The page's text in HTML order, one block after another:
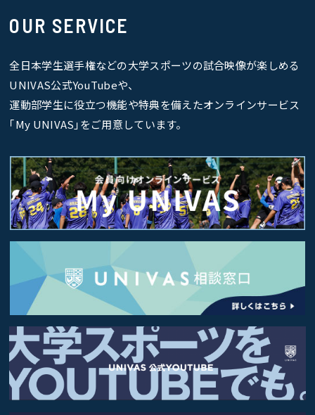
OUR SERVICE
全日本学生選手権などの大学スポーツの試合映像が楽しめる
UNIVAS公式YouTubeや、
運動部学生に役立つ機能や特典を備えたオンラインサービス
｢My UNIVAS｣をご用意しています。